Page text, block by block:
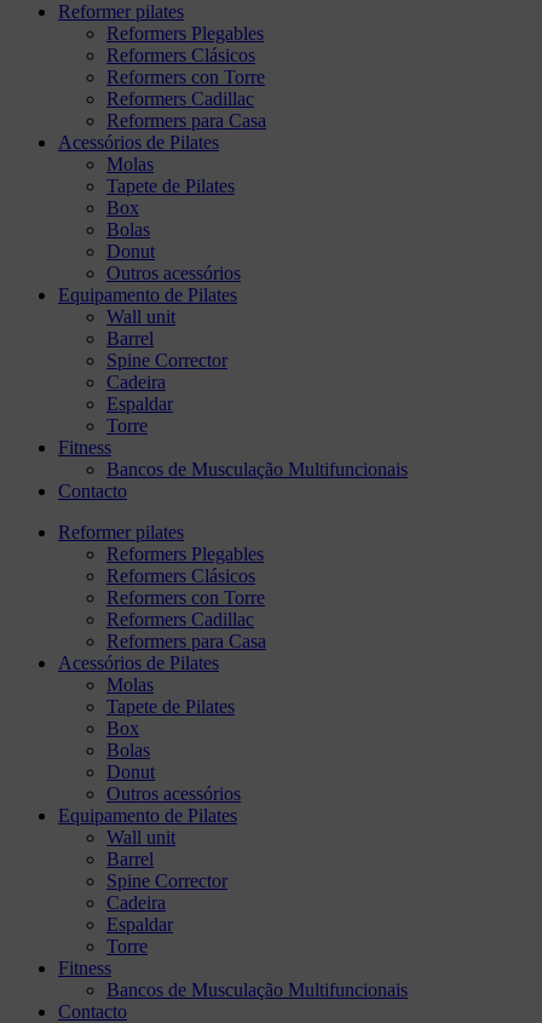
Reformer pilates
Reformers Plegables
Reformers Clásicos
Reformers con Torre
Reformers Cadillac
Reformers para Casa
Acessórios de Pilates
Molas
Tapete de Pilates
Box
Bolas
Donut
Outros acessórios
Equipamento de Pilates
Wall unit
Barrel
Spine Corrector
Cadeira
Espaldar
Torre
Fitness
Bancos de Musculação Multifuncionais
Contacto
Reformer pilates
Reformers Plegables
Reformers Clásicos
Reformers con Torre
Reformers Cadillac
Reformers para Casa
Acessórios de Pilates
Molas
Tapete de Pilates
Box
Bolas
Donut
Outros acessórios
Equipamento de Pilates
Wall unit
Barrel
Spine Corrector
Cadeira
Espaldar
Torre
Fitness
Bancos de Musculação Multifuncionais
Contacto